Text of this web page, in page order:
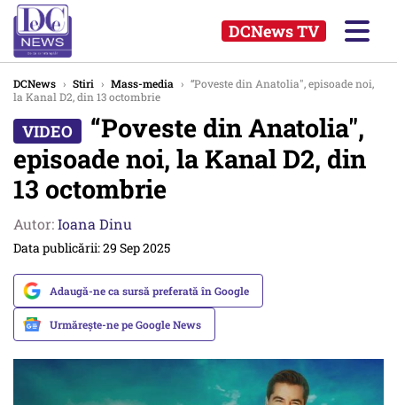
DCNews TV
DCNews › Stiri › Mass-media › “Poveste din Anatolia", episoade noi,
la Kanal D2, din 13 octombrie
“Poveste din Anatolia",
episoade noi, la Kanal D2, din
13 octombrie
Autor:Ioana Dinu
Data publicării: 29 Sep 2025
Adaugă-ne ca sursă preferată în Google
Urmărește-ne pe Google News